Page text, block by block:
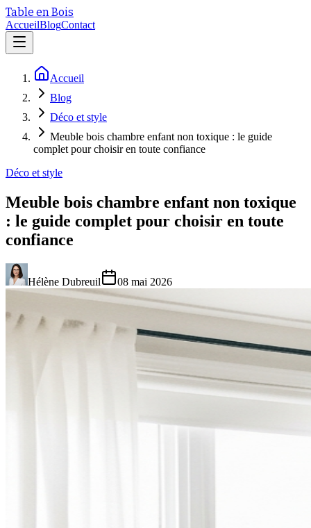
Table en Bois
AccueilBlogContact
Accueil
Blog
Déco et style
Meuble bois chambre enfant non toxique : le guide
complet pour choisir en toute confiance
Déco et style
Meuble bois chambre enfant non toxique
: le guide complet pour choisir en toute
confiance
Hélène Dubreuil 08 mai 2026